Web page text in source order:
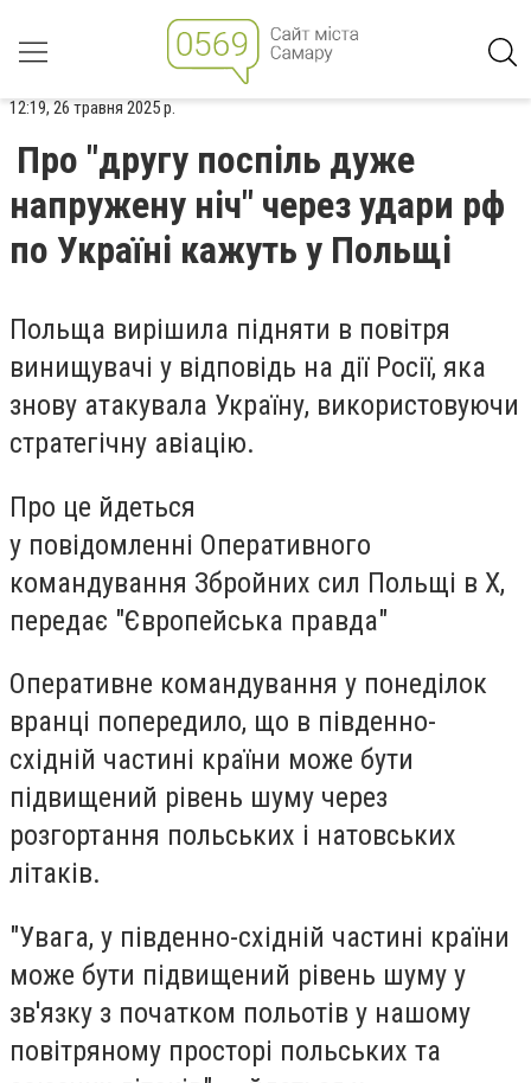
12:19, 26 травня 2025 р.
Про "другу поспіль дуже
напружену ніч" через удари рф
по Україні кажуть у Польщі
Польща вирішила підняти в повітря
винищувачі у відповідь на дії Росії, яка
знову атакувала Україну, використовуючи
стратегічну авіацію.
Про це йдеться
у повідомленні Оперативного
командування Збройних сил Польщі в Х,
передає "Європейська правда"
Оперативне командування у понеділок
вранці попередило, що в південно-
східній частині країни може бути
підвищений рівень шуму через
розгортання польських і натовських
літаків.
"Увага, у південно-східній частині країни
може бути підвищений рівень шуму у
зв'язку з початком польотів у нашому
повітряному просторі польських та